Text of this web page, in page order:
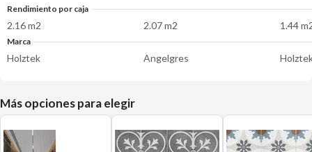
Rendimiento por caja
2.16 m2 2.07 m2 1.44
Marca
Holztek Angelgres
Más opciones para elegir